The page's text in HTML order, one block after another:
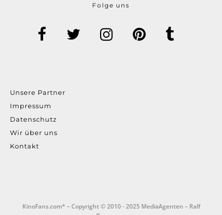
Folge uns
Unsere Partner
Impressum
Datenschutz
Wir über uns
Kontakt
KinoFans.com* – Copyright © 2010 - 2025 MediaAgenten – Ralf